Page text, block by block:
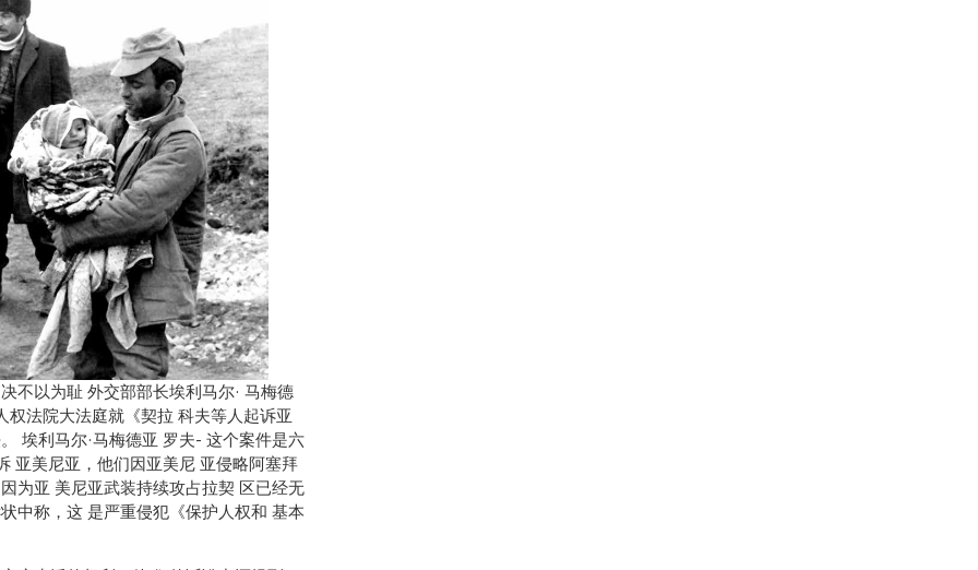
不以为耻 外交部部长埃利马尔· 马梅德
法院大法庭就《契拉 科夫等人起诉亚
埃利马尔·马梅德亚 罗夫- 这个案件是六
亚美尼亚，他们因亚美尼 亚侵略阿塞拜
为亚 美尼亚武装持续攻占拉契 区已经无
中称，这 是严重侵犯《保护人权和 基本